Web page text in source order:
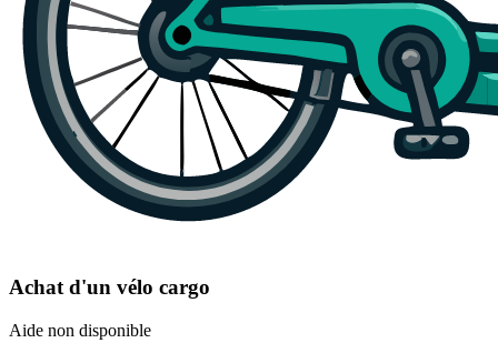
Achat d'un vélo cargo
Aide non disponible